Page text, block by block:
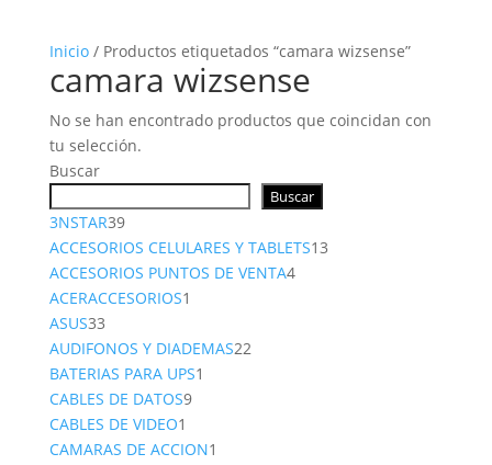
Inicio/ Productos etiquetados “camara wizsense”
camara wizsense
No se han encontrado productos que coincidan con
tu selección.
Buscar
Buscar
3NSTAR3939
productos
ACCESORIOS CELULARES Y TABLETS1313
ACCESORIOS PUNTOS DE VENTA44
ACERACCESORIOS1
ASUS3333
productos
AUDIFONOS Y DIADEMAS2222
BATERIAS PARA UPS1
CABLES DE DATOS99
CABLES DE VIDEO1
producto
CAMARAS DE ACCION1